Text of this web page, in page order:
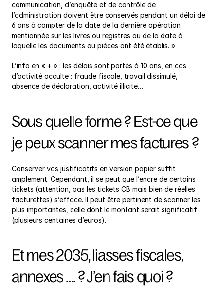
communication, d’enquête et de contrôle de
l’administration doivent être conservés pendant un délai de
6 ans à compter de la date de la dernière opération
mentionnée sur les livres ou registres ou de la date à
laquelle les documents ou pièces ont été établis. »
L’info en « + » : les délais sont portés à 10 ans, en cas
d’activité occulte : fraude fiscale, travail dissimulé,
absence de déclaration, activité illicite…
Sous quelle forme ? Est-ce que
je peux scanner mes factures ?
Conserver vos justificatifs en version papier suffit
amplement. Cependant, il se peut que l’encre de certains
tickets (attention, pas les tickets CB mais bien de réelles
facturettes) s’efface. Il peut être pertinent de scanner les
plus importantes, celle dont le montant serait significatif
(plusieurs centaines d’euros).
Et mes 2035, liasses fiscales,
annexes …. ? J’en fais quoi ?